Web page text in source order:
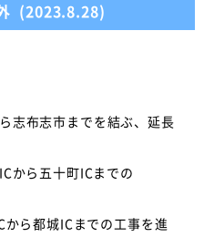
(2023.8.28)
志布志市までを結ぶ、延長
から五十町ICまでの
ら都城ICまでの工事を進